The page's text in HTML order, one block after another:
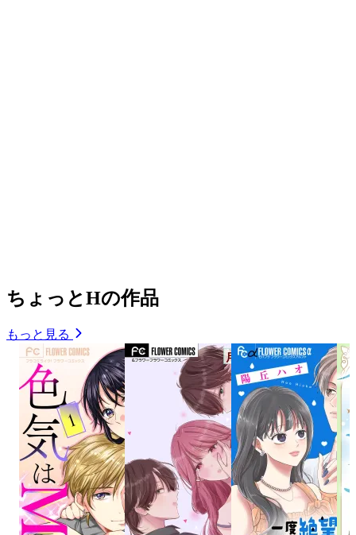
ちょっとHの作品
もっと見る